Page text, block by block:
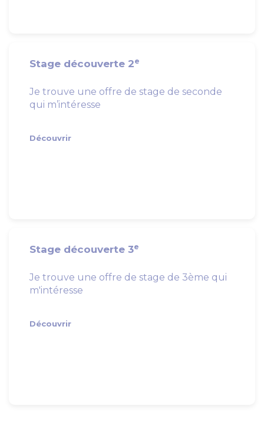
Stage découverte 2e
Je trouve une offre de stage de seconde
qui m’intéresse
Découvrir
Stage découverte 3e
Je trouve une offre de stage de 3ème qui
m'intéresse
Découvrir